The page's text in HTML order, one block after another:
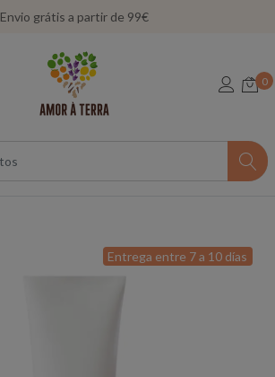
Envio grátis a partir de 99€
0
Entrega entre 7 a 10 días